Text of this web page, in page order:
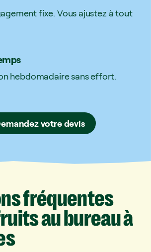
fixe. Vous ajustez à tout
hebdomadaire sans effort.
votre devis
fréquentes
aubureauà